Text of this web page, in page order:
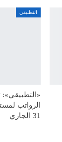
التطبيقي
«التطبيقي»:
الرواتب
31 الجاري